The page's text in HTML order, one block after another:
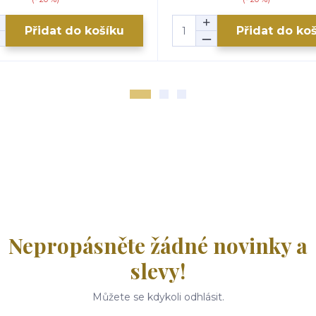
Přidat do košíku Přidat do
Nepropásněte žádné novinky a
slevy!
Můžete se kdykoli odhlásit.